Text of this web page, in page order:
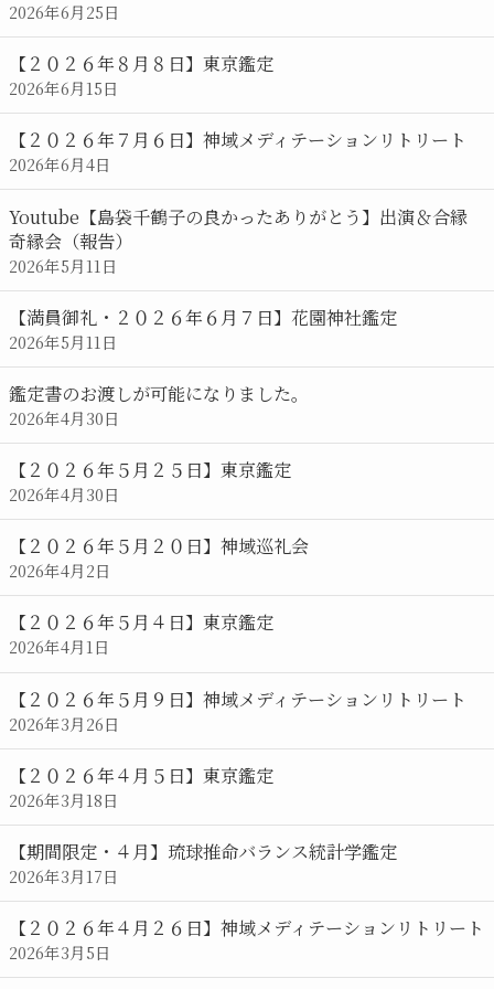
2026年6月25日
【２０２６年８月８日】東京鑑定
2026年6月15日
【２０２６年７月６日】神域メディテーションリトリート
2026年6月4日
Youtube【島袋千鶴子の良かったありがとう】出演＆合縁
奇縁会（報告）
2026年5月11日
【満員御礼・２０２６年６月７日】花園神社鑑定
2026年5月11日
鑑定書のお渡しが可能になりました。
2026年4月30日
【２０２６年５月２５日】東京鑑定
2026年4月30日
【２０２６年５月２０日】神域巡礼会
2026年4月2日
【２０２６年５月４日】東京鑑定
2026年4月1日
【２０２６年５月９日】神域メディテーションリトリート
2026年3月26日
【２０２６年４月５日】東京鑑定
2026年3月18日
【期間限定・４月】琉球推命バランス統計学鑑定
2026年3月17日
【２０２６年４月２６日】神域メディテーションリトリート
2026年3月5日